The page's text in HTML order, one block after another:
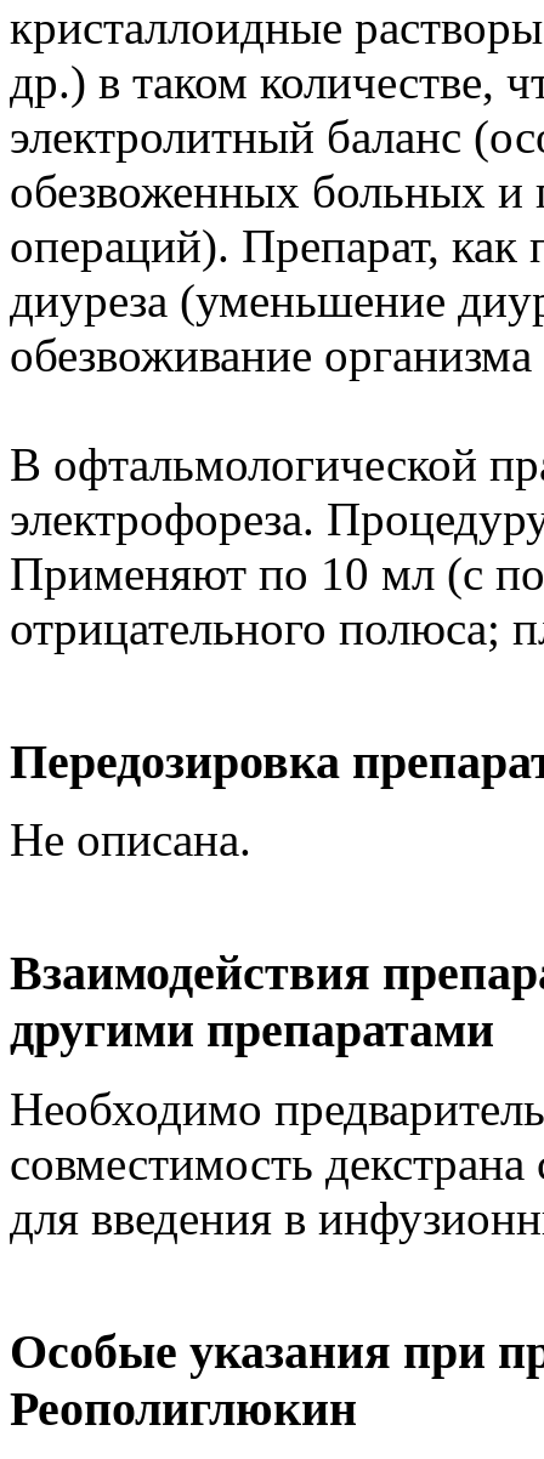
кристаллоидные
др.) в таком количестве,
электролитный баланс
обезвоженных больных и
операций). Препарат, как
диуреза (уменьшение
обезвоживание
В офтальмологической
электрофореза.
Применяют по 10 мл (с
отрицательного полюса;
Передозировка
Не описана.
Взаимодействия
другими препаратами
Необходимо
совместимость
для введения в
Особые указания при
Реополиглюкин